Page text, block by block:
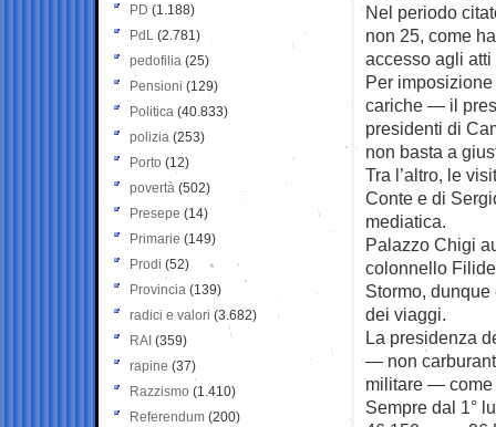
Nel periodo
non 25, come
accesso agli atti
Per
cariche — il
presidenti di
non basta a
Tra l’altro, le
Conte e di
mediatica.
Palazzo Chigi
colonnello
Stormo,
dei viaggi.
La presidenza
— non
militare — come
Sempre dal 1°
PD (1.188)
PdL (2.781)
pedofilia (25)
Pensioni (129)
Politica (40.833)
polizia (253)
Porto (12)
povertà (502)
Presepe (14)
Primarie (149)
Prodi (52)
Provincia (139)
radici e valori (3.682)
RAI (359)
rapine (37)
Razzismo (1.410)
Referendum (200)